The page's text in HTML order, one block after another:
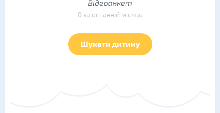
Відеоанкет
0 за останній місяць
Шукати дитину